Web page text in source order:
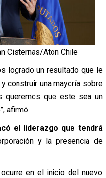
Cisternas/Aton Chile
logrado un resultado que le
construir una mayoría sobre
queremos que este sea un
afirmó.
el liderazgo que tendrá
y la presencia de
en el inicio del nuevo